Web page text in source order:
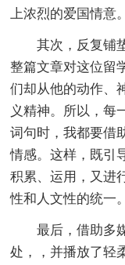
上浓烈的爱国情意。
其次，反复铺垫
整篇文章对这位留
们却从他的动作、
义精神。所以，每
词句时，我都要借
情感。这样，既引
积累、运用，又进
性和人文性的统一。
最后，借助多媒
处，，并播放了轻